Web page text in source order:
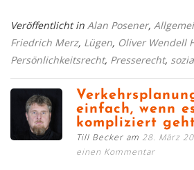
Veröffentlicht in Alan Posener,
Friedrich Merz, Lügen, Oliver Wendell
Persönlichkeitsrecht, Presserecht,
einfach, wenn
kompliziert
Till Becker am 28. März
einen Kommentar